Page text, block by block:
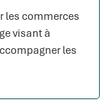
les commerces
visant à
les